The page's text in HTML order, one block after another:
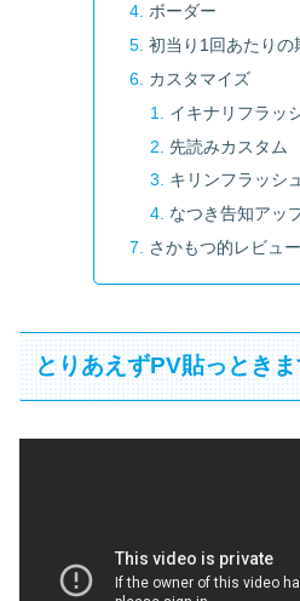
ボーダー
初当り1回あたりの
カスタマイズ
イキナリフラッ
先読みカスタム
キリンフラッシ
なつき告知アッ
さかもつ的レビュー
とりあえずPV貼っとき